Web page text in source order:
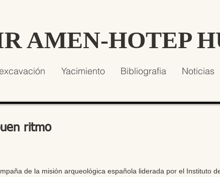
AMEN-HOTEP
Yacimiento Bibliografia Noticias
ritmo
de la misión arqueológica española liderada por el Instituto